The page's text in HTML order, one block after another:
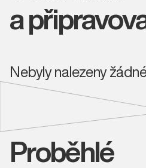
a
Nebyly nalezeny
Proběhlé